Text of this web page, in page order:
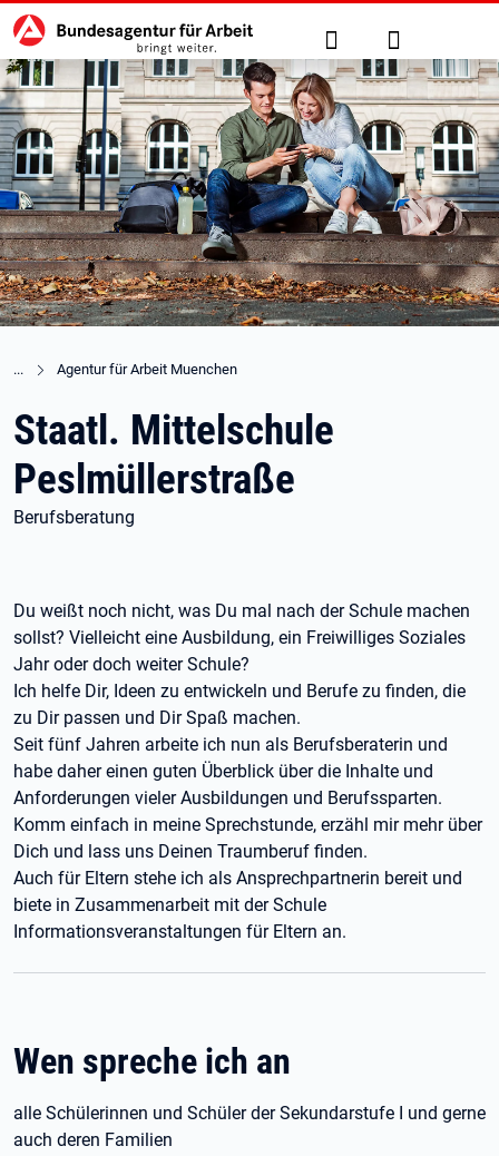
zu den Hauptinhalten springen
Hauptnavigation Suche Anmelden
Agentur für Arbeit Muenchen
Staatl. Mittelschule
Peslmüllerstraße
Berufsberatung
Du weißt noch nicht, was Du mal nach der Schule machen
sollst? Vielleicht eine Ausbildung, ein Freiwilliges Soziales
Jahr oder doch weiter Schule?
Ich helfe Dir, Ideen zu entwickeln und Berufe zu finden, die
zu Dir passen und Dir Spaß machen.
Seit fünf Jahren arbeite ich nun als Berufsberaterin und
habe daher einen guten Überblick über die Inhalte und
Anforderungen vieler Ausbildungen und Berufssparten.
Komm einfach in meine Sprechstunde, erzähl mir mehr über
Dich und lass uns Deinen Traumberuf finden.
Auch für Eltern stehe ich als Ansprechpartnerin bereit und
biete in Zusammenarbeit mit der Schule
Informationsveranstaltungen für Eltern an.
Wen spreche ich an
alle Schülerinnen und Schüler der Sekundarstufe I und gerne
auch deren Familien